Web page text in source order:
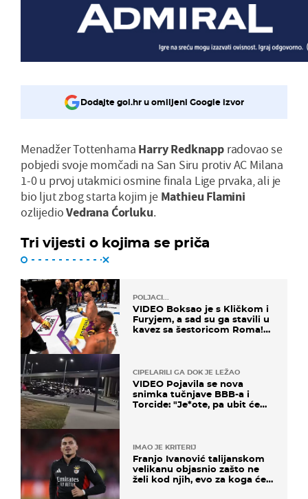
Dodajte gol.hr u omiljeni Google izvor
Menadžer Tottenhama Harry Redknappradovao se
pobjedi svoje momčadi na San Siru protiv AC Milana
1-0 u prvoj utakmici osmine finala Lige prvaka, ali je
bio ljut zbog starta kojim je Mathieu Flamini
ozlijedioVedrana Ćorluku.
Tri vijesti o kojima se priča
POLJACI...
VIDEO Boksao je s Kličkom i
Furyjem, a sad su ga stavili u
kavez sa šestoricom Roma!
CIPELARILI GA DOK JE LEŽAO
VIDEO Pojavila se nova
snimka tučnjave BBB-a i
Torcide: "Je*ote, pa ubit će
IMAO JE KRITERIJ
Franjo Ivanović talijanskom
velikanu objasnio zašto ne
želi kod njih, evo za koga će